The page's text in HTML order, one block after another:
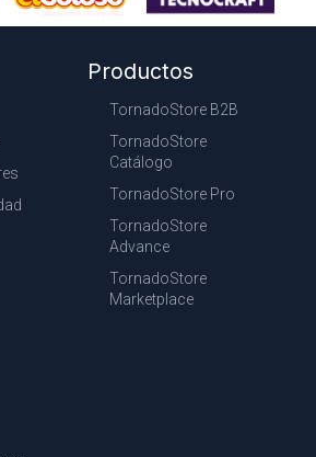
Productos
TornadoStore B2B
TornadoStore
Catálogo
TornadoStore Pro
TornadoStore
Advance
TornadoStore
Marketplace